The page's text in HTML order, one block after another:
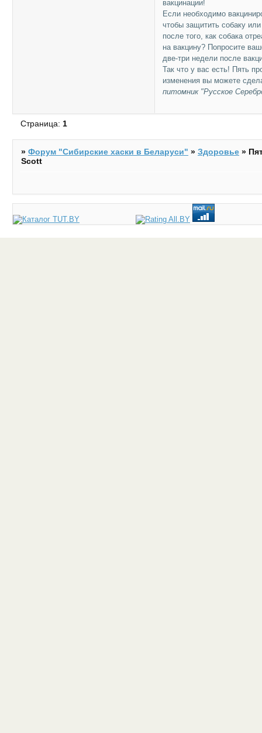
вакцинации!
Если необходимо
чтобы защитить собаку
после того, как собака
на вакцину? Попросите
две-три недели после
Так что у вас есть! Пять
изменения вы можете
питомник "Русское
Страница: 1
»Форум "Cибирские хаски в Беларуси" »Здоровье »
Scott